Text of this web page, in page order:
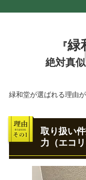
『緑
絶対真
緑和堂が選ばれる理由
取り扱い
力（エコ